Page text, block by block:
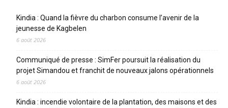
Kindia : Quand la fièvre du charbon consume l’avenir de la
jeunesse de Kagbelen
6 août 2026
Communiqué de presse : SimFer poursuit la réalisation du
projet Simandou et franchit de nouveaux jalons opérationnels
6 août 2026
Kindia : incendie volontaire de la plantation, des maisons et des